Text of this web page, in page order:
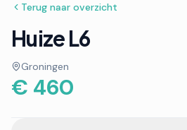
Terug naar overzicht
Huize L6
Groningen
€ 460